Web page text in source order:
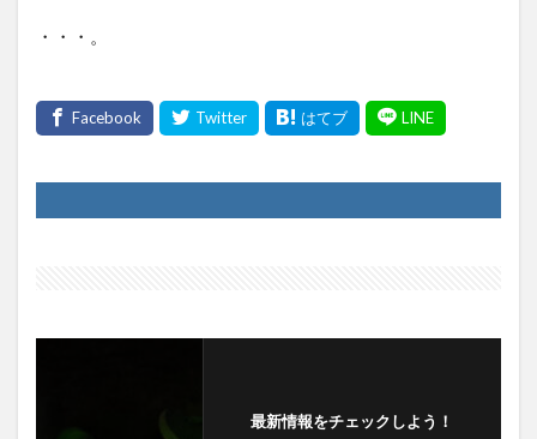
・・・。
最新情報をチェックしよう！